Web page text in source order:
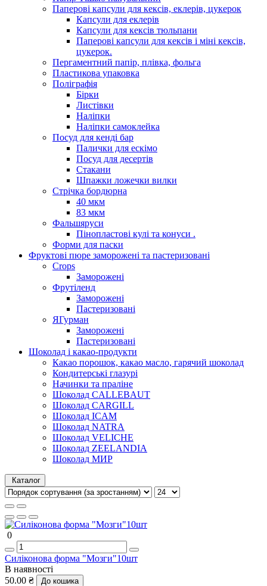
Паперові капсули для кексів, еклерів, цукерок
Капсули для еклерів
Капсули для кексів тюльпани
Паперові капсули для кексів і міні кексів,
цукерок.
Пергаментний папір, плівка, фольга
Пластикова упаковка
Поліграфія
Бірки
Листівки
Наліпки
Наліпки самоклейка
Посуд для кенді бар
Палички для ескімо
Посуд для десертів
Стакани
Шпажки ложечки вилки
Стрічка бордюрна
40 мкм
83 мкм
Фальшяруси
Пінопластові кулі та конуси .
Форми для паски
Фруктові пюре заморожені та пастеризовані
Crops
Заморожені
Фрутіленд
Заморожені
Пастеризовані
ЯГурман
Заморожені
Пастеризовані
Шоколад і какао-продукти
Какао порошок, какао масло, гарячий шоколад
Кондитерські глазурі
Начинки та праліне
Шоколад CALLEBAUT
Шоколад CARGILL
Шоколад ICAM
Шоколад NATRA
Шоколад VELICHE
Шоколад ZEELANDIA
Шоколад МИР
Каталог
0
Силіконова форма "Мозги"10шт
В наявності
50.00 ₴
До кошика